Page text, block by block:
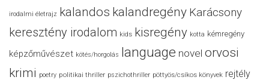
irodalmi életrajz kalandos kalandregény Karácsony
keresztény irodalom kids kisregény kotta kémregény
képzőművészet kötés/horgolás language novel orvosi
krimi poetry politikai thriller pszichothriller pöttyös/csíkos könyvek rejtély